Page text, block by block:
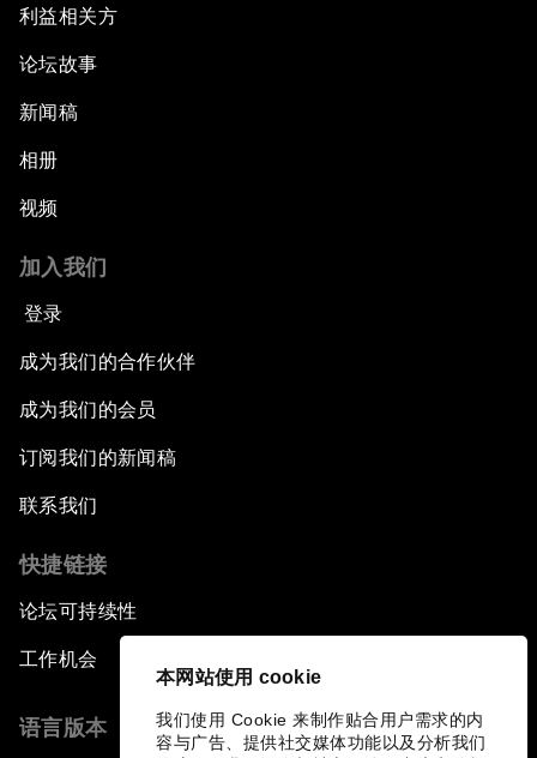
本网站使用 cookie
我们使用 Cookie 来制作贴合用户需求的内
容与广告、提供社交媒体功能以及分析我们
利益相关方
论坛故事
新闻稿
相册
视频
加入我们
登录
成为我们的合作伙伴
成为我们的会员
订阅我们的新闻稿
联系我们
快捷链接
论坛可持续性
工作机会
语言版本